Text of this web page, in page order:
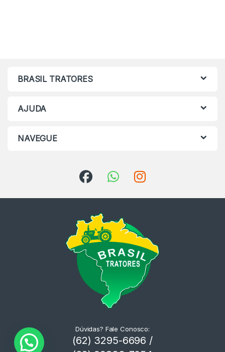
BRASIL TRATORES
AJUDA
NAVEGUE
Dúvidas? Fale Conosco:
(62) 3295-6696 /